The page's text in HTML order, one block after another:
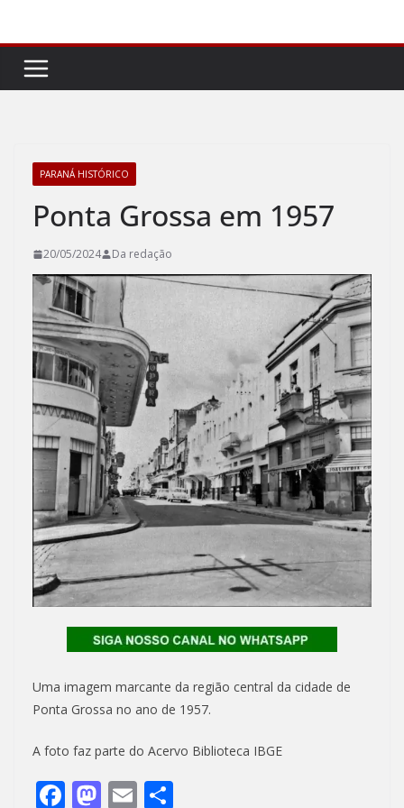
conteúdo
PARANÁ HISTÓRICO
Ponta Grossa em 1957
20/05/2024 Da redação
Uma imagem marcante da região central da cidade de
Ponta Grossa no ano de 1957.
A foto faz parte do Acervo Biblioteca IBGE
F M E